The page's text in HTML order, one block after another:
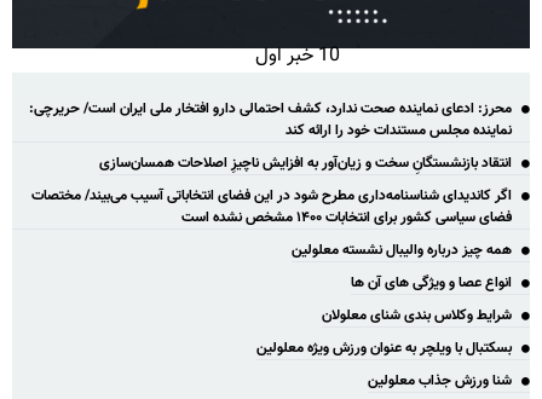
10 خبر اول
محرز: ادعای نماینده صحت ندارد، کشف احتمالی دارو افتخار ملی ایران است/ حریرچی:
نماینده مجلس مستندات خود را ارائه کند
انتقاد بازنشستگانِ سخت و زیان‌آور به افزایش ناچیزِ اصلاحات همسان‌سازی
اگر کاندیدای شناسنامه‌‎داری مطرح شود در این فضای انتخاباتی آسیب می‌بیند/ مختصات
فضای سیاسی کشور برای انتخابات ۱۴۰۰ مشخص نشده است
همه چیز درباره والیبال نشسته معلولین
انواع عصا و ویژگی های آن ها
شرایط وکلاس بندی شنای معلولان
بسکتبال با ویلچر به عنوان ورزش ویژه معلولین
شنا ورزش جذاب معلولین